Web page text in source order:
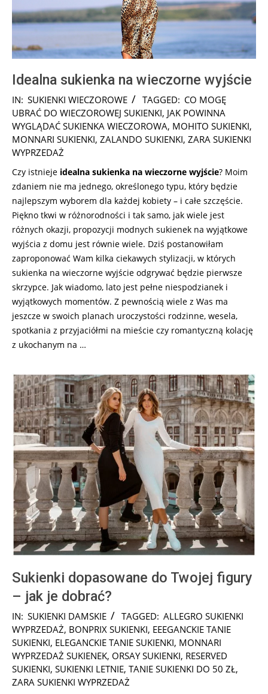
Idealna sukienka na wieczorne wyjście
2025-
08-
12
IN: SUKIENKI WIECZOROWE TAGGED: CO MOGĘ
UBRAĆ DO WIECZOROWEJ SUKIENKI, JAK POWINNA
WYGLĄDAĆ SUKIENKA WIECZOROWA, MOHITO SUKIENKI,
MONNARI SUKIENKI, ZALANDO SUKIENKI, ZARA SUKIENKI
WYPRZEDAŻ
Czy istnieje idealna sukienka na wieczorne wyjście? Moim
zdaniem nie ma jednego, określonego typu, który będzie
najlepszym wyborem dla każdej kobiety – i całe szczęście.
Piękno tkwi w różnorodności i tak samo, jak wiele jest
różnych okazji, propozycji modnych sukienek na wyjątkowe
wyjścia z domu jest równie wiele. Dziś postanowiłam
zaproponować Wam kilka ciekawych stylizacji, w których
sukienka na wieczorne wyjście odgrywać będzie pierwsze
skrzypce. Jak wiadomo, lato jest pełne niespodzianek i
wyjątkowych momentów. Z pewnością wiele z Was ma
jeszcze w swoich planach uroczystości rodzinne, wesela,
spotkania z przyjaciółmi na mieście czy romantyczną kolację
z ukochanym na …
Sukienki dopasowane do Twojej figury
– jak je dobrać?
2025-
07-
31
IN: SUKIENKI DAMSKIE TAGGED: ALLEGRO SUKIENKI
WYPRZEDAŻ, BONPRIX SUKIENKI, EEEGANCKIE TANIE
SUKIENKI, ELEGANCKIE TANIE SUKIENKI, MONNARI
WYPRZEDAŻ SUKIENEK, ORSAY SUKIENKI, RESERVED
SUKIENKI, SUKIENKI LETNIE, TANIE SUKIENKI DO 50 ZŁ,
ZARA SUKIENKI WYPRZEDAŻ